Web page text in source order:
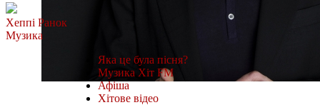
Хеппі Ранок
Музика
Яка це була пісня?
Музика Хіт FM
Афіша
Хітове відео